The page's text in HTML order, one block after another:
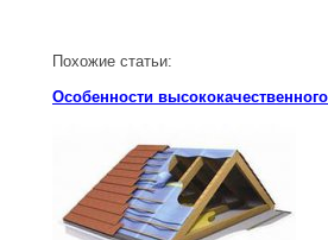
Похожие статьи:
Особенности